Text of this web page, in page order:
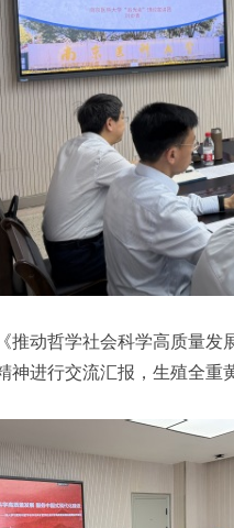
推动哲学社会科学高质量发
神进行交流汇报，生殖全